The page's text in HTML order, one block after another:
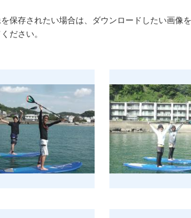
保存されたい場合は、ダウンロードしたい画像
ださい。